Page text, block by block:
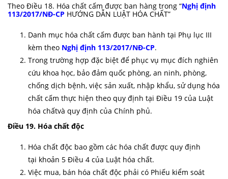
Theo Điều 18. Hóa chất cấm được ban hàng trong “Nghị định
113/2017/NĐ-CP HƯỚNG DẪN LUẬT HÓA CHẤT”
Danh mục hóa chất cấm được ban hành tại Phụ lục III
kèm theo Nghị định 113/2017/NĐ-CP.
Trong trường hợp đặc biệt để phục vụ mục đích nghiên
cứu khoa học, bảo đảm quốc phòng, an ninh, phòng,
chống dịch bệnh, việc sản xuất, nhập khẩu, sử dụng hóa
chất cấm thực hiện theo quy định tại Điều 19 của Luật
hóa chấtvà quy định của Chính phủ.
Điều 19. Hóa chất độc
Hóa chất độc bao gồm các hóa chất được quy định
tại khoản 5 Điều 4 của Luật hóa chất.
Việc mua, bán hóa chất độc phải có Phiếu kiểm soát